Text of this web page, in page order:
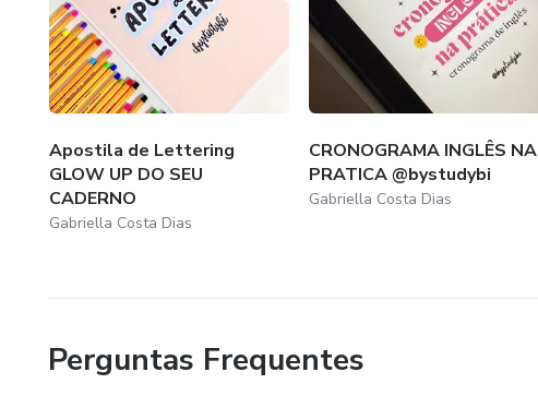
Apostila de Lettering
GLOW UP DO SEU
CADERNO
Gabriella Costa Dias
CRONOGRAMA INGLÊS NA
PRATICA @bystudybi
Gabriella Costa Dias
Perguntas Frequentes